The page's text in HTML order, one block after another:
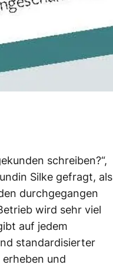
schreiben?“,
Silke gefragt, als
durchgegangen
wird sehr viel
auf jedem
standardisierter
und